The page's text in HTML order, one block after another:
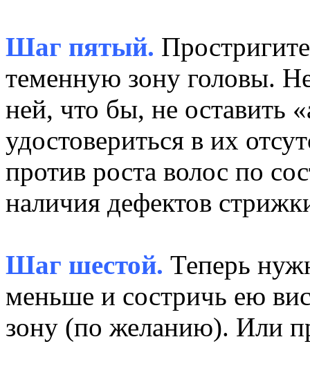
Шаг пятый.
теменную зону головы.
ней, что бы, не оставить
удостовериться в их
против роста волос по
наличия дефектов
Шаг шестой. Теперь
меньше и состричь ею
зону (по желанию). Или